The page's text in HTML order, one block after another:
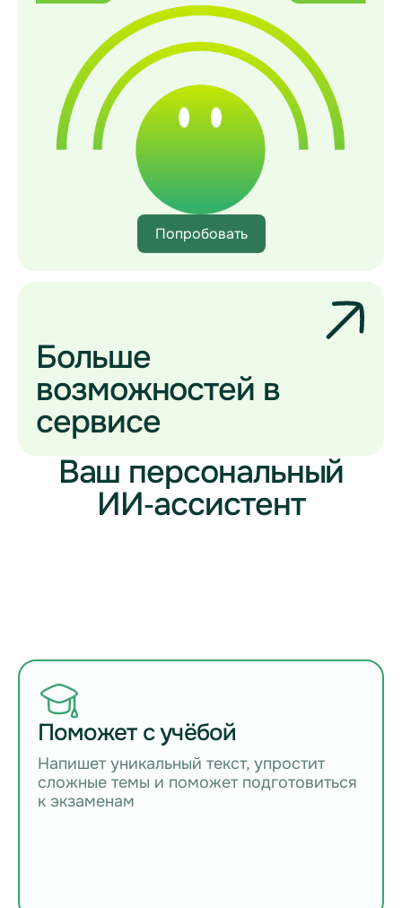
Попробовать
Больше
возможностей в
сервисе
Ваш персональный
ИИ‑ассистент
Поможет с учёбой
Напишет уникальный текст, упростит
сложные темы и поможет подготовиться
к экзаменам